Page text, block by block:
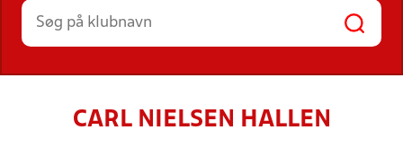
HOLD
CARL NIELSEN HALLEN